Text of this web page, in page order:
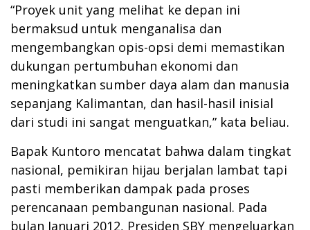
“Proyek unit yang melihat ke depan ini
bermaksud untuk menganalisa dan
mengembangkan opis-opsi demi memastikan
dukungan pertumbuhan ekonomi dan
meningkatkan sumber daya alam dan manusia
sepanjang Kalimantan, dan hasil-hasil inisial
dari studi ini sangat menguatkan,” kata beliau.
Bapak Kuntoro mencatat bahwa dalam tingkat
nasional, pemikiran hijau berjalan lambat tapi
pasti memberikan dampak pada proses
perencanaan pembangunan nasional. Pada
bulan Januari 2012, Presiden SBY mengeluarkan